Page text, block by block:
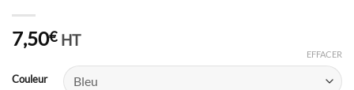
7,50€ HT
Couleur
EFFACER